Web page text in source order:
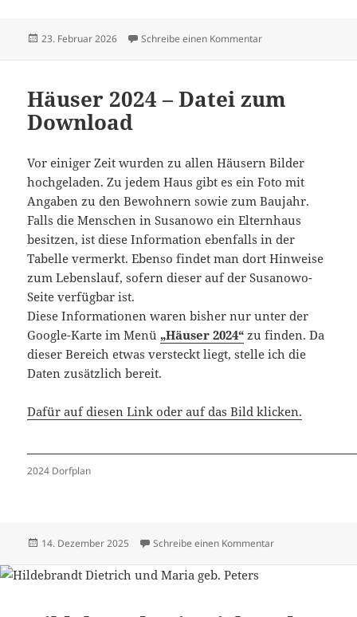
Veröffentlicht
23. Februar 2026 Schreibe einen Kommentarzu Soldaten aus
Häuser 2024 – Datei zum
Download
Vor einiger Zeit wurden zu allen Häusern Bilder
hochgeladen. Zu jedem Haus gibt es ein Foto mit
Angaben zu den Bewohnern sowie zum Baujahr.
Falls die Menschen in Susanowo ein Elternhaus
besitzen, ist diese Information ebenfalls in der
Tabelle vermerkt. Ebenso findet man dort Hinweise
zum Lebenslauf, sofern dieser auf der Susanowo-
Seite verfügbar ist.
Diese Informationen waren bisher nur unter der
Google-Karte im Menü „Häuser 2024“ zu finden. Da
dieser Bereich etwas versteckt liegt, stelle ich die
Daten zusätzlich bereit.
Dafür auf diesen Link oder auf das Bild klicken.
2024 Dorfplan
Veröffentlicht
14. Dezember 2025 Schreibe einen Kommentarzu Häuser 2024 –